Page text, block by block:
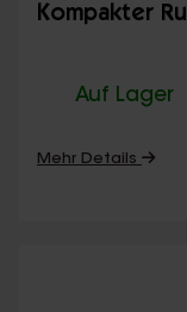
Kompakter
Auf Lager
Mehr Details